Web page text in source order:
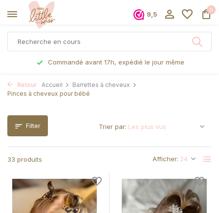
9,5
0
Commandé avant 17h, expédié le jour même
Retour Accueil
Barrettes à cheveux
Pinces à cheveux pour bébé
Filter
33 produits Afficher:
Trier par: